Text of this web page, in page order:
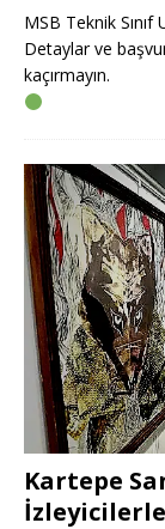
MSB Teknik Sınıf
Detaylar ve
kaçırmayın.
Kartepe